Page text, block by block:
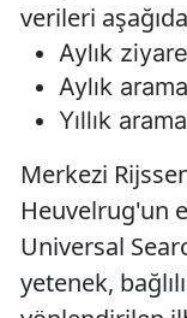
verileri
Aylık
Aylık
Yıllık
Merkezi
Heuvelrug'un
Universal
yetenek,